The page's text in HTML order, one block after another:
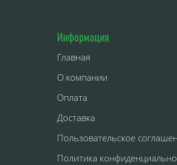
Информация
Главная
О компании
Оплата
Доставка
Пользовательское
Политика